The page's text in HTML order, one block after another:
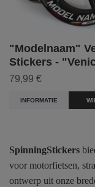
"Modelnaam"
Stickers -
79,99 €
INFORMATIE
SpinningStickers
voor motorfietsen,
ontwerp uit onze